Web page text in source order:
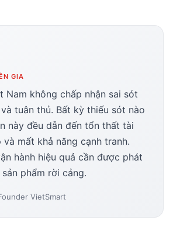
GIA
Nam không chấp nhận sai sót
tuân thủ. Bất kỳ thiếu sót nào
này đều dẫn đến tổn thất tài
mất khả năng cạnh tranh.
hành hiệu quả cần được phát
phẩm rời cảng.
VietSmart